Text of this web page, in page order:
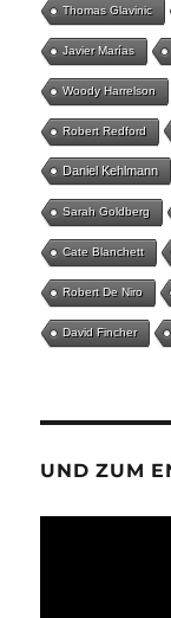
Thomas Glavinic
Javier Marías
Woody Harrelson
Robert Redford
Daniel Kehlmann
Sarah Goldberg
Cate Blanchett
Robert De Niro
David Fincher
UND ZUM